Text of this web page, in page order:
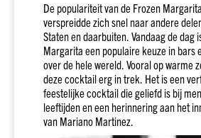
Fris
&
fruitig
rosé
Alle
smaken
Land
Frankrijk
De populariteit van de Frozen
verspreidde zich snel naar andere
Staten en daarbuiten. Vandaag de dag
Margarita een populaire keuze in bars
over de hele wereld. Vooral op warme
deze cocktail erg in trek. Het is een
feestelijke cocktail die geliefd is bij
leeftijden en een herinnering aan het
van Mariano Martinez.